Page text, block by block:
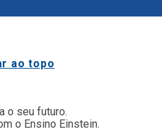
ao topo
o seu futuro.
o Ensino Einstein.